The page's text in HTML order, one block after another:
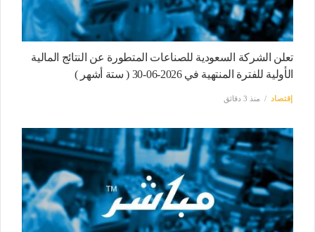
تعلن الشركة السعودية للصناعات المتطورة عن النتائج المالية
الأولية للفترة المنتهية في 2026-06-30 ( ستة أشهر )
إقتصاد منذ 3 دقائق